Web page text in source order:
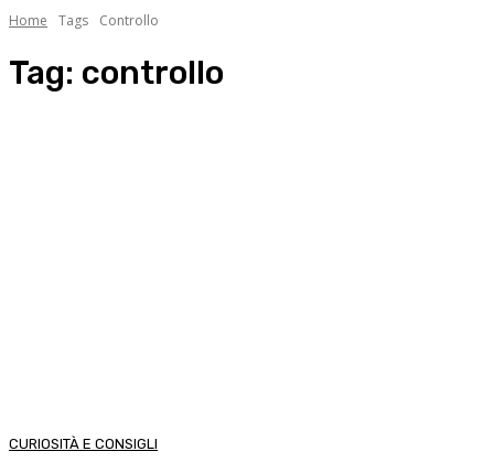
Home Tags Controllo
Tag: controllo
CURIOSITÀ E CONSIGLI